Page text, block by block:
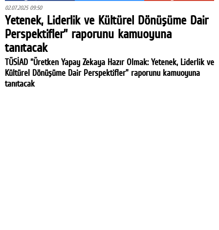
02.07.2025 09:50
Yetenek, Liderlik ve Kültürel Dönüşüme Dair
Perspektifler” raporunu kamuoyuna
tanıtacak
TÜSİAD “Üretken Yapay Zekaya Hazır Olmak: Yetenek, Liderlik ve
Kültürel Dönüşüme Dair Perspektifler” raporunu kamuoyuna
tanıtacak